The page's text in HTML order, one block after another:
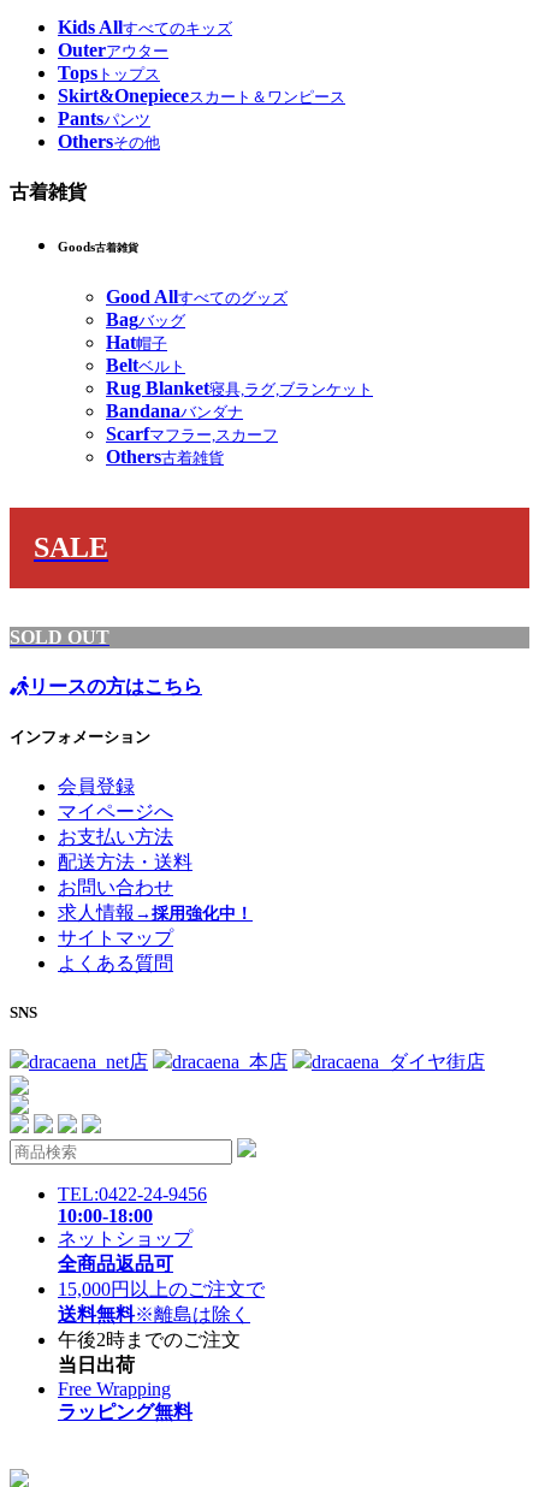
Kids Allすべてのキッズ
Outerアウター
Tops トップス
Skirt&Onepieceスカート＆ワンピース
Pantsパンツ
Othersその他
古着雑貨
Goods古着雑貨
Good Allすべてのグッズ
Bagバッグ
Hat帽子
Beltベルト
Rug Blanket寝具,ラグ,ブランケット
Bandanaバンダナ
Scarfマフラー,スカーフ
Others古着雑貨
SALE
SOLD OUT
リースの方はこちら
インフォメーション
会員登録
マイページへ
お支払い方法
配送方法・送料
お問い合わせ
求人情報 →採用強化中！
サイトマップ
よくある質問
SNS
dracaena_net店 dracaena_本店 dracaena_ダイヤ街店
TEL:0422-24-9456
10:00-18:00
ネットショップ
全商品返品可
15,000円以上のご注文で
送料無料※離島は除く
午後2時までのご注文
当日出荷
Free Wrapping
ラッピング無料